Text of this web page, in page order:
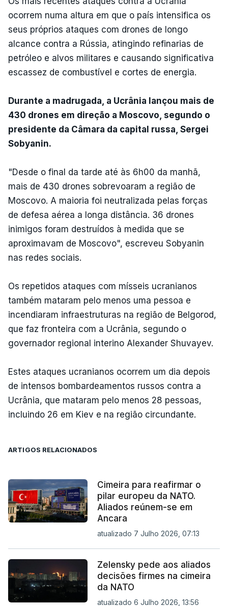
ocorrem numa altura em que o país intensifica os
seus próprios ataques com drones de longo
alcance contra a Rússia, atingindo refinarias de
petróleo e alvos militares e causando significativa
escassez de combustível e cortes de energia.
Durante a madrugada, a Ucrânia lançou mais de
430 drones em direção a Moscovo, segundo o
presidente da Câmara da capital russa, Sergei
Sobyanin.
"Desde o final da tarde até às 6h00 da manhã,
mais de 430 drones sobrevoaram a região de
Moscovo. A maioria foi neutralizada pelas forças
de defesa aérea a longa distância. 36 drones
inimigos foram destruídos à medida que se
aproximavam de Moscovo", escreveu Sobyanin
nas redes sociais.
Os repetidos ataques com mísseis ucranianos
também mataram pelo menos uma pessoa e
incendiaram infraestruturas na região de Belgorod,
que faz fronteira com a Ucrânia, segundo o
governador regional interino Alexander Shuvayev.
Estes ataques ucranianos ocorrem um dia depois
de intensos bombardeamentos russos contra a
Ucrânia, que mataram pelo menos 28 pessoas,
incluindo 26 em Kiev e na região circundante.
ARTIGOS RELACIONADOS
Cimeira para reafirmar o
pilar europeu da NATO.
Aliados reúnem-se em
Ancara
atualizado 7 Julho 2026, 07:13
Zelensky pede aos aliados
decisões firmes na cimeira
da NATO
atualizado 6 Julho 2026, 13:56